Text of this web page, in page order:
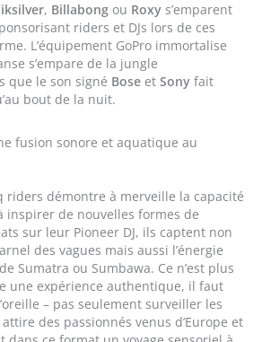
, Billabong ou Roxy s’emparent
riders et DJs lors de ces
L’équipement GoPro immortalise
s’empare de la jungle
que le son signé Bose et Sony fait
bout de la nuit.
fusion sonore et aquatique au
riders démontre à merveille la capacité
inspirer de nouvelles formes de
sur leur Pioneer DJ, ils captent non
des vagues mais aussi l’énergie
Sumatra ou Sumbawa. Ce n’est plus
une expérience authentique, il faut
– pas seulement surveiller les
des passionnés venus d’Europe et